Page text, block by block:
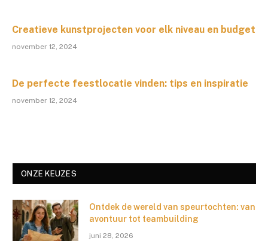
Creatieve kunstprojecten voor elk niveau en budget
november 12, 2024
De perfecte feestlocatie vinden: tips en inspiratie
november 12, 2024
ONZE KEUZES
Ontdek de wereld van speurtochten: van
avontuur tot teambuilding
juni 28, 2026